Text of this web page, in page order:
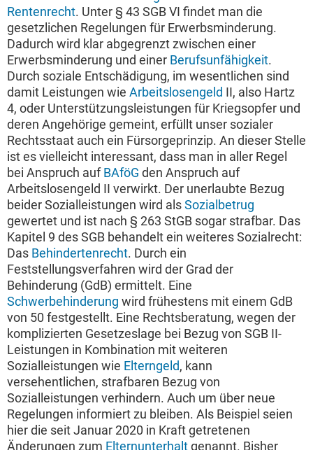
Rentenrecht. Unter § 43 SGB VI findet man die
gesetzlichen Regelungen für Erwerbsminderung.
Dadurch wird klar abgegrenzt zwischen einer
Erwerbsminderung und einer Berufsunfähigkeit.
Durch soziale Entschädigung, im wesentlichen sind
damit Leistungen wie Arbeitslosengeld II, also Hartz
4, oder Unterstützungsleistungen für Kriegsopfer und
deren Angehörige gemeint, erfüllt unser sozialer
Rechtsstaat auch ein Fürsorgeprinzip. An dieser Stelle
ist es vielleicht interessant, dass man in aller Regel
bei Anspruch aufBAföG den Anspruch auf
Arbeitslosengeld II verwirkt. Der unerlaubte Bezug
beider Sozialleistungen wird alsSozialbetrug
gewertet und ist nach § 263 StGB sogar strafbar. Das
Kapitel 9 des SGB behandelt ein weiteres Sozialrecht:
Das Behindertenrecht. Durch ein
Feststellungsverfahren wird der Grad der
Behinderung (GdB) ermittelt. Eine
Schwerbehinderung wird frühestens mit einem GdB
von 50 festgestellt. Eine Rechtsberatung, wegen der
komplizierten Gesetzeslage bei Bezug von SGB II-
Leistungen in Kombination mit weiteren
Sozialleistungen wie Elterngeld, kann
versehentlichen, strafbaren Bezug von
Sozialleistungen verhindern. Auch um über neue
Regelungen informiert zu bleiben. Als Beispiel seien
hier die seit Januar 2020 in Kraft getretenen
Änderungen zum Elternunterhaltgenannt. Bisher